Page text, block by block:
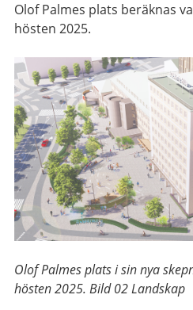
Olof Palmes plats beräknas
hösten 2025.
Olof Palmes plats i sin nya
hösten 2025. Bild 02 Landskap